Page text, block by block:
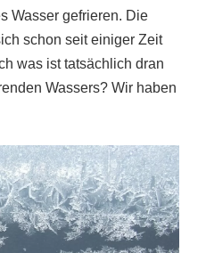
Wasser gefrieren. Die
schon seit einiger Zeit
was ist tatsächlich dran
Wassers? Wir haben